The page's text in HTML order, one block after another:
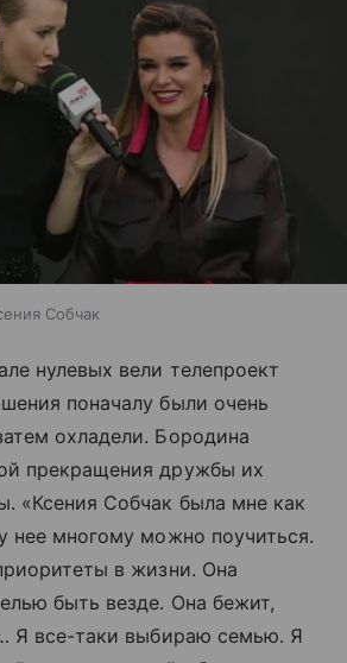
Собчак
нулевых вели телепроект
поначалу были очень
охладели. Бородина
прекращения дружбы их
«Ксения Собчак была мне как
нее многому можно поучиться.
в жизни. Она
быть везде. Она бежит,
Я все-таки выбираю семью. Я